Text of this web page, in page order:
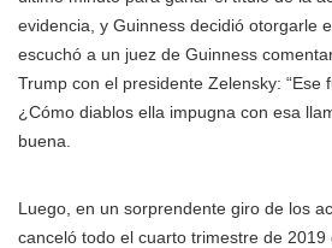
evidencia, y Guinness decidió otorgarle
escuchó a un juez de Guinness
Trump con el presidente Zelensky: “Ese
¿Cómo diablos ella impugna con esa
buena.
Luego, en un sorprendente giro de los
canceló todo el cuarto trimestre de 2019